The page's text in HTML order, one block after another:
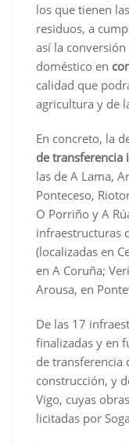
los que tienen
residuos, a
así la
doméstico en
calidad que
agricultura y de
En concreto, la
de transferencia
las de A Lama,
Ponteceso,
O Porriño y A
infraestructuras
(localizadas en
en A Coruña;
Arousa, en
De las 17
finalizadas y en
de transferencia
construcción, y
Vigo, cuyas
licitadas por